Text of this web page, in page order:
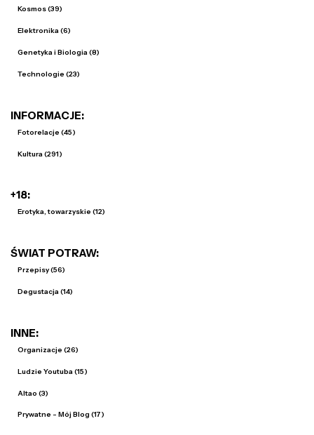
Kosmos (39)
Elektronika (6)
Genetyka i Biologia (8)
Technologie (23)
INFORMACJE:
Fotorelacje (45)
Kultura (291)
+18:
Erotyka, towarzyskie (12)
ŚWIAT POTRAW:
Przepisy (56)
Degustacja (14)
INNE:
Organizacje (26)
Ludzie Youtuba (15)
Altao (3)
Prywatne - Mój Blog (17)